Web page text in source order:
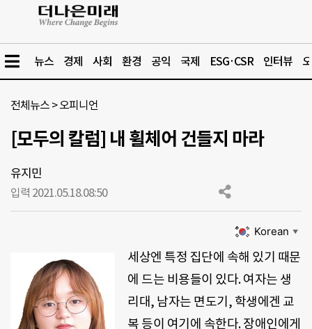
뉴스 경제 사회 환경 공익 국제 ESG·CSR 인터뷰
전체뉴스 >오피니언
[모두의 칼럼] 내 휠체어 건들지 마라
유지민
입력 2021.05.18.08:50
Korean ▼
세상엔 특정 집단에 속해 있기 때문
에 드는 비용들이 있다. 여자는 생
리대, 남자는 면도기, 학생에겐 교
복 등이 여기에 속한다. 장애인에게